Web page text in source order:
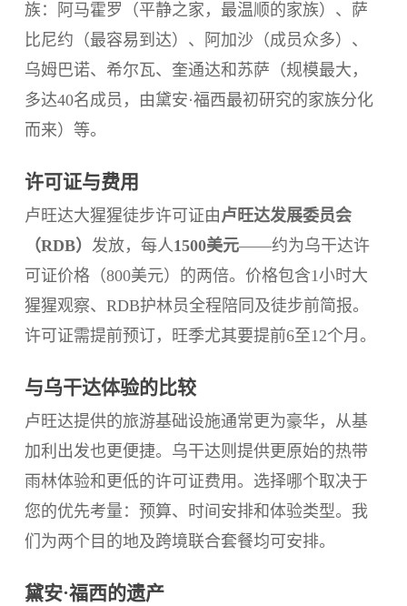
族：阿马霍罗（平静之家，最温顺的家族）、萨
比尼约（最容易到达）、阿加沙（成员众多）、
乌姆巴诺、希尔瓦、奎通达和苏萨（规模最大，
多达40名成员，由黛安·福西最初研究的家族分化
而来）等。
许可证与费用
卢旺达大猩猩徒步许可证由卢旺达发展委员会
（RDB） 发放，每人1500美元——约为乌干达许
可证价格（800美元）的两倍。价格包含1小时大
猩猩观察、RDB护林员全程陪同及徒步前简报。
许可证需提前预订，旺季尤其要提前6至12个月。
与乌干达体验的比较
卢旺达提供的旅游基础设施通常更为豪华，从基
加利出发也更便捷。乌干达则提供更原始的热带
雨林体验和更低的许可证费用。选择哪个取决于
您的优先考量：预算、时间安排和体验类型。我
们为两个目的地及跨境联合套餐均可安排。
黛安·福西的遗产